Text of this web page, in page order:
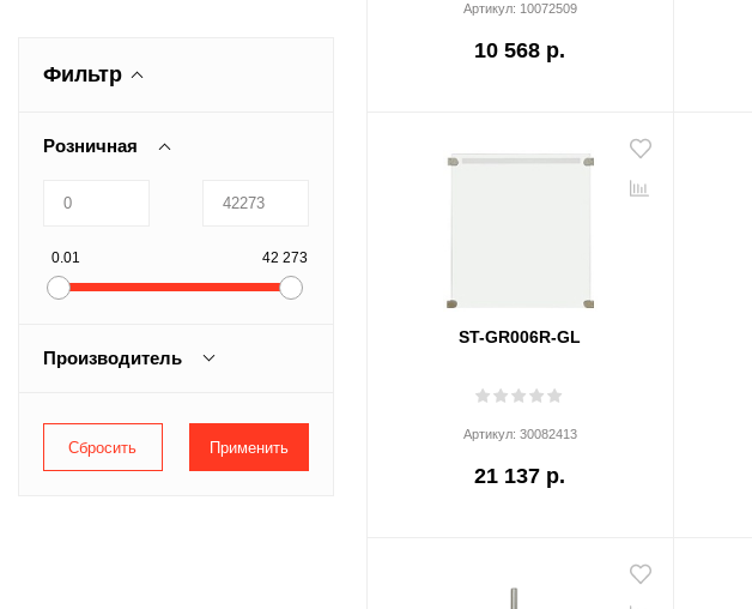
Фильтр
Розничная
0.01 42 273
Производитель
PERCo
Артикул: 10072509
10 568 р.
ST-GR006R-GL
Артикул: 30082413
21 137 р.